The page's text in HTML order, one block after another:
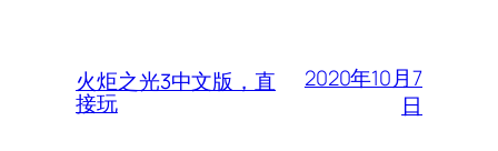
火炬之光3中文版，直
接玩
2020年10月7
日